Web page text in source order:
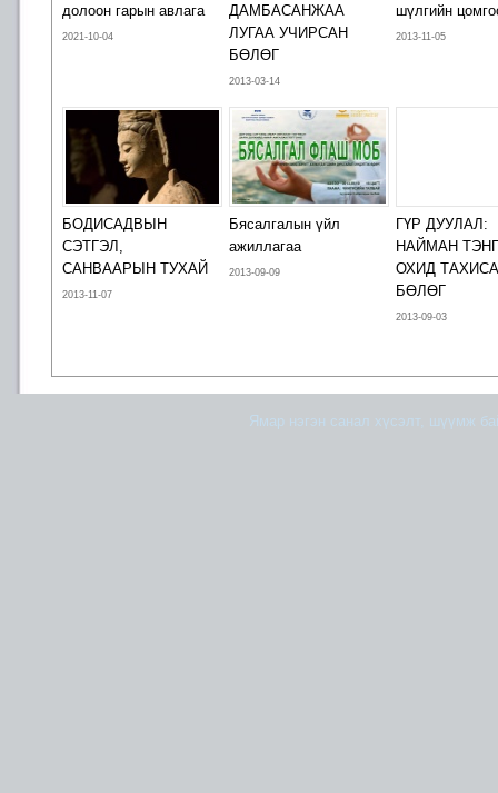
долоон гарын авлага
2021-10-04
ДАМБАСАНЖАА
ЛУГАА УЧИРСАН
БӨЛӨГ
2013-03-14
шүлгийн
2013-11-05
БОДИСАДВЫН
СЭТГЭЛ,
САНВААРЫН ТУХАЙ
2013-11-07
Бясалгалын үйл
ажиллагаа
2013-09-09
ГҮР ДУУЛАЛ:
НАЙМАН
ОХИД
БӨЛӨГ
2013-09-03
Ямар нэгэн санал хүсэлт, шүүмж